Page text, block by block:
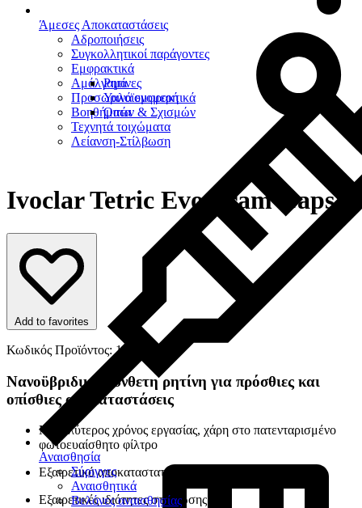
Άμεσες Αποκαταστάσεις
Αδροποιήσεις
Συγκολλητικοί παράγοντες
Εμφρακτικά
Ρητίνες
Υαλοϊονομερή
Οπών & Σχισμών
Αμάλγαμα
Προσωρινά εμφρακτικά
Βοηθήματα
Τεχνητά τοιχώματα
Λείανση-Στίλβωση
Αναισθησία
Σύριγγες
Αναισθητικά
Βελόνες αναισθησίας
Ivoclar Tetric Evoceram Caps
Add to favorites
Κωδικός Προϊόντος: 18274
Νανοϋβριδική σύνθετη ρητίνη για πρόσθιες και
οπίσθιες αποκαταστάσεις
Μεγαλύτερος χρόνος εργασίας, χάρη στο πατενταρισμένο
φωτοευαίσθητο φίλτρο
Εξαιρετικό αποκαταστατικό αποτέλεσμα
Εξαιρετικές ιδιότητες στίλβωσης